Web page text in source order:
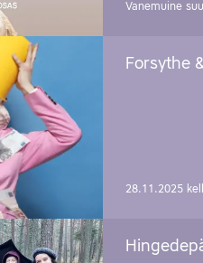
Vanemuine
Forsythe
28.11.2025